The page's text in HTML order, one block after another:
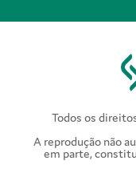
Todos os
A reprodução não
em parte,